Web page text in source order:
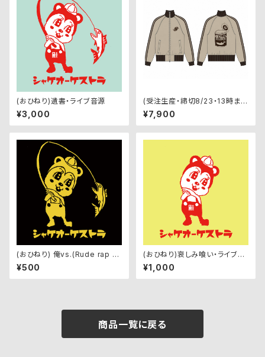
(おひねり)遺書・ライブ音源
¥3,000
(受注生産・締切8/23・13時ま
で)鮭ロゴ・ラグランスリーブトラ
ックジャージ
¥7,900
(おひねり) 俺vs.(Rude rap v
er.)ft.桂木ヤコブソン・ライブ音
源
¥500
(おひねり)哀しみ喰い・ライブ音
源
¥1,000
商品一覧に戻る